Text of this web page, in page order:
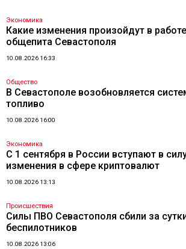
Экономика
Какие изменения произойдут в
общепита Севастополя
10.08.2026 16:33
Общество
В Севастополе возобновляется
топливо
10.08.2026 16:00
Экономика
С 1 сентября в России вступают в
изменения в сфере криптовалют
10.08.2026 13:13
Происшествия
Силы ПВО Севастополя сбили за
беспилотников
10.08.2026 13:06